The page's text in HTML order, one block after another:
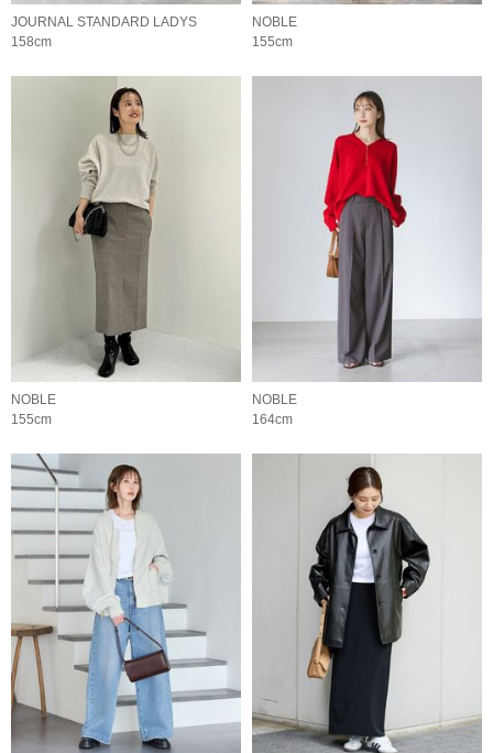
JOURNAL STANDARD LADYS
158cm
NOBLE
155cm
NOBLE
155cm
NOBLE
164cm